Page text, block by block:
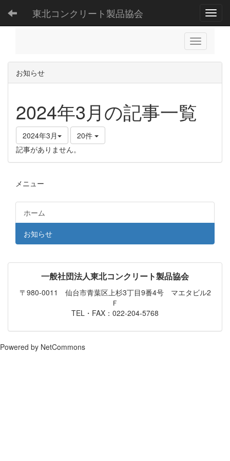
東北コンクリート製品協会
お知らせ
2024年3月の記事一覧
2024年3月
20件
記事がありません。
メニュー
ホーム
お知らせ
一般社団法人東北コンクリート製品協会
〒980-0011 仙台市青葉区上杉3丁目9番4号 マエタビル2
Ｆ
TEL・FAX：022-204-5768
Powered by NetCommons